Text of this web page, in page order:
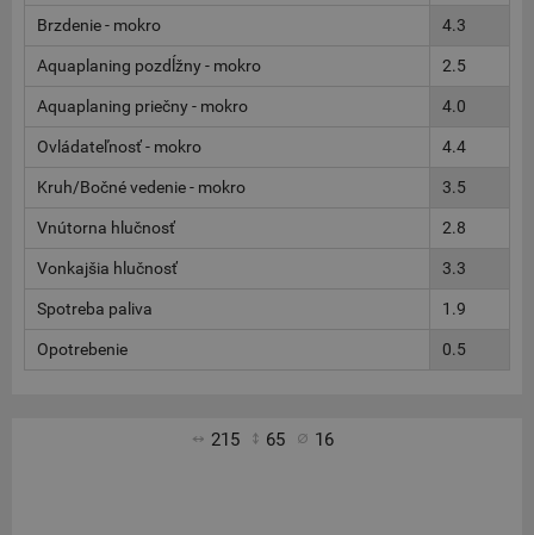
Brzdenie - mokro 4.3
Aquaplaning pozdĺžny - mokro 2.5
Aquaplaning priečny - mokro 4.0
Ovládateľnosť - mokro 4.4
Kruh/Bočné vedenie - mokro 3.5
Vnútorna hlučnosť 2.8
Vonkajšia hlučnosť 3.3
Spotreba paliva 1.9
Opotrebenie 0.5
215 65 16